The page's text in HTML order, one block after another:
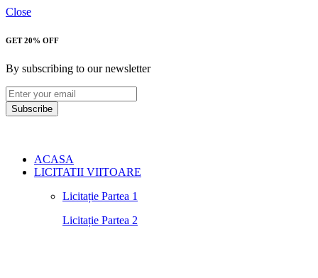
Close
GET 20% OFF
By subscribing to our newsletter
Subscribe
ACASA
LICITATII VIITOARE
Licitație Partea 1
Licitație Partea 2